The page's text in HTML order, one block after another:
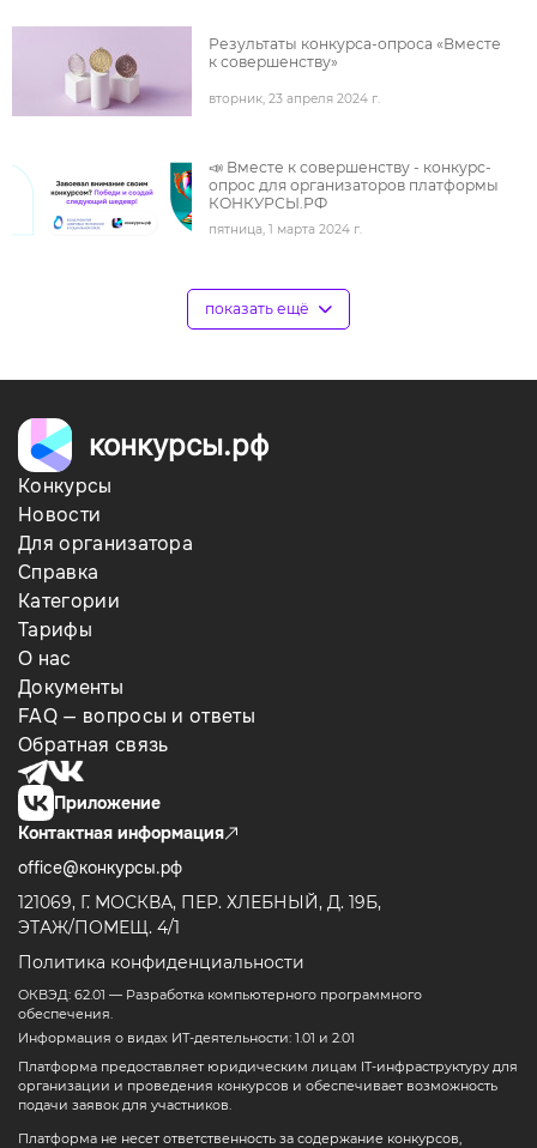
Результаты конкурса-опроса «Вместе
к совершенству»
вторник, 23 апреля 2024 г.
📣 Вместе к совершенству - конкурс-
опрос для организаторов платформы
КОНКУРСЫ.РФ
пятница, 1 марта 2024 г.
показать ещё
конкурсы.рф
Конкурсы
Новости
Для организатора
Справка
Категории
Тарифы
О нас
Документы
FAQ — вопросы и ответы
Обратная связь
Приложение
Контактная информация
office@конкурсы.рф
121069, Г. МОСКВА, ПЕР. ХЛЕБНЫЙ, Д. 19Б,
ЭТАЖ/ПОМЕЩ. 4/1
Политика конфиденциальности
ОКВЭД: 62.01 — Разработка компьютерного программного
обеспечения.
Информация о видах ИТ-деятельности: 1.01 и 2.01
Платформа предоставляет юридическим лицам IT-инфраструктуру для
организации и проведения конкурсов и обеспечивает возможность
подачи заявок для участников.
Платформа не несет ответственность за содержание конкурсов,